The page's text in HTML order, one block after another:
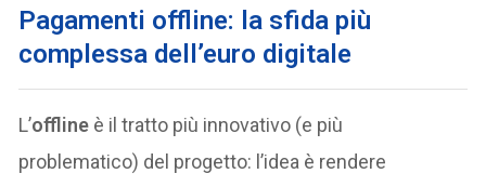
Pagamenti offline: la sfida più
complessa dell’euro digitale
L’offline è il tratto più innovativo (e più
problematico) del progetto: l’idea è rendere